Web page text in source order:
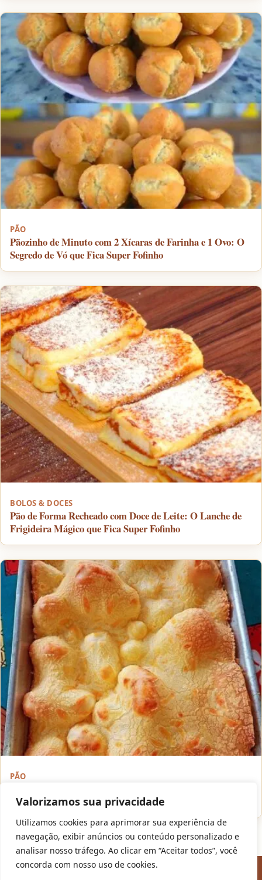
Valorizamos sua privacidade
Utilizamos cookies para aprimorar sua experiência de
navegação, exibir anúncios ou conteúdo personalizado e
analisar nosso tráfego. Ao clicar em “Aceitar todos”, você
concorda com nosso uso de cookies.
PÃO
Pãozinho de Minuto com 2 Xícaras de Farinha e 1 Ovo: O
Segredo de Vó que Fica Super Fofinho
BOLOS & DOCES
Pão de Forma Recheado com Doce de Leite: O Lanche de
Frigideira Mágico que Fica Super Fofinho
PÃO
Gigante e Crocante
© 2026Mister Minos | Receitas Fáceis com Gostinho de Casa